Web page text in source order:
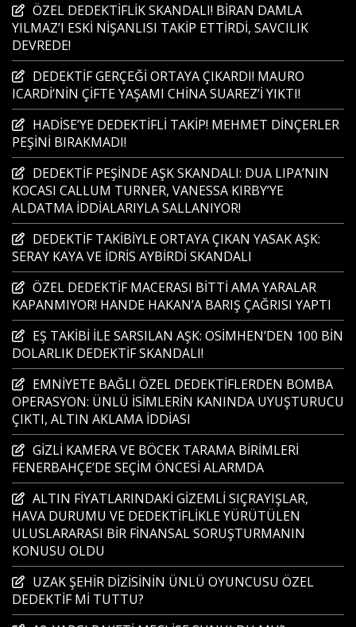
ÖZEL DEDEKTİFLİK SKANDALI! BİRAN DAMLA
YILMAZ’I ESKİ NİŞANLISI TAKİP ETTİRDİ, SAVCILIK
DEVREDE!
DEDEKTİF GERÇEĞİ ORTAYA ÇIKARDI! MAURO
ICARDİ’NİN ÇİFTE YAŞAMI CHİNA SUAREZ’İ YIKTI!
HADİSE’YE DEDEKTİFLİ TAKİP! MEHMET DİNÇERLER
PEŞİNİ BIRAKMADI!
DEDEKTİF PEŞİNDE AŞK SKANDALI: DUA LIPA’NIN
KOCASI CALLUM TURNER, VANESSA KIRBY’YE
ALDATMA İDDİALARIYLA SALLANIYOR!
DEDEKTİF TAKİBİYLE ORTAYA ÇIKAN YASAK AŞK:
SERAY KAYA VE İDRİS AYBİRDİ SKANDALI
ÖZEL DEDEKTİF MACERASI BİTTİ AMA YARALAR
KAPANMIYOR! HANDE HAKAN’A BARIŞ ÇAĞRISI YAPTI
EŞ TAKİBİ İLE SARSILAN AŞK: OSİMHEN’DEN 100 BİN
DOLARLIK DEDEKTİF SKANDALI!
EMNİYETE BAĞLI ÖZEL DEDEKTİFLERDEN BOMBA
OPERASYON: ÜNLÜ İSİMLERİN KANINDA UYUŞTURUCU
ÇIKTI, ALTIN AKLAMA İDDİASI
GİZLİ KAMERA VE BÖCEK TARAMA BİRİMLERİ
FENERBAHÇE’DE SEÇİM ÖNCESİ ALARMDA
ALTIN FİYATLARINDAKİ GİZEMLİ SIÇRAYIŞLAR,
HAVA DURUMU VE DEDEKTİFLİKLE YÜRÜTÜLEN
ULUSLARARASI BİR FİNANSAL SORUŞTURMANIN
KONUSU OLDU
UZAK ŞEHİR DİZİSİNİN ÜNLÜ OYUNCUSU ÖZEL
DEDEKTİF Mİ TUTTU?